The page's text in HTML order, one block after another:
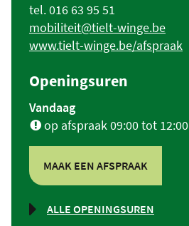
Tel.016 63 95 51
E-
mail
mobiliteit@tielt-winge.be
Website
www.tielt-winge.be/afspraak
Openingsuren
Vandaag
op afspraak 09:00tot 12:00
MAAK EEN AFSPRAAK
ALLE OPENINGSUREN